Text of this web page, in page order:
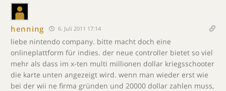
henning 6. Juli 2011 17:14
liebe nintendo company. bitte macht doch eine
onlineplattform für indies. der neue controller bietet so viel
mehr als dass im x-ten multi millionen dollar kriegsschooter
die karte unten angezeigt wird. wenn man wieder erst wie
bei der wii ne firma gründen und 20000 dollar zahlen muss,